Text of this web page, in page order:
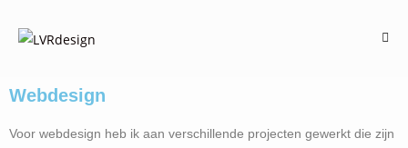
Webdesign
Voor webdesign heb ik aan verschillende projecten gewerkt die zijn